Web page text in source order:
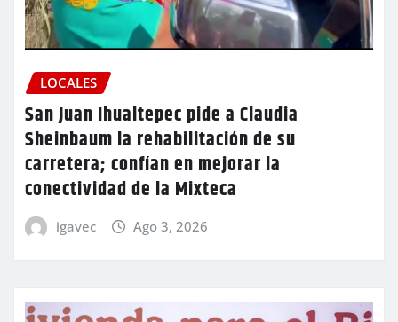
LOCALES
San Juan Ihualtepec pide a Claudia
Sheinbaum la rehabilitación de su
carretera; confían en mejorar la
conectividad de la Mixteca
igavec Ago 3, 2026